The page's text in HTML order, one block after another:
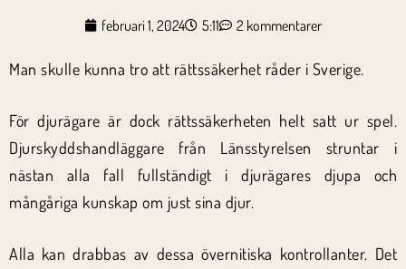
februari 1, 2024 5:11 2 kommentarer
Man skulle kunna tro att rättssäkerhet råder i Sverige.
För djurägare är dock rättssäkerheten helt satt ur spel.
Djurskyddshandläggare från Länsstyrelsen struntar i
nästan alla fall fullständigt i djurägares djupa och
mångåriga kunskap om just sina djur.
Alla kan drabbas av dessa övernitiska kontrollanter. Det